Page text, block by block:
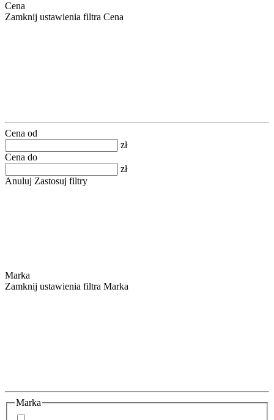
Cena
Zamknij ustawienia filtra Cena
Cena od
zł
Cena do
zł
Anuluj Zastosuj filtry
Marka
Zamknij ustawienia filtra Marka
Marka